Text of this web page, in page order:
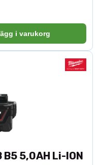
i varukorg
5,0AH Li-ION